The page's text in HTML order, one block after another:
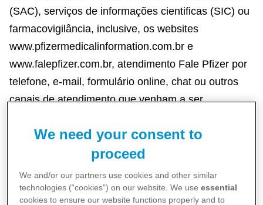
(SAC), serviços de informações cientificas (SIC) ou
farmacovigilância, inclusive, os websites
www.pfizermedicalinformation.com.br e
www.falepfizer.com.br, atendimento Fale Pfizer por
telefone, e-mail, formulário online, chat ou outros
canais de atendimento que venham a ser
Essa Política de Privacidade não se aplica a
programas de pacientes ou atividades que você
realize em outras plataformas que não sejam o
We need your consent to
proceed
We and/or our partners use cookies and other similar
technologies (“cookies”) on our website. We useessential
cookies to ensure our website functions properly and to